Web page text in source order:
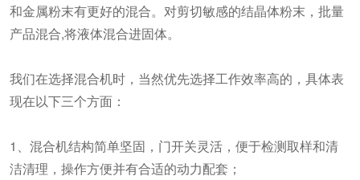
和金属粉末有更好的混合。对剪切敏感的结晶体粉末，批量
产品混合,将液体混合进固体。
我们在选择混合机时，当然优先选择工作效率高的，具体表
现在以下三个方面：
1、混合机结构简单坚固，门开关灵活，便于检测取样和清
洁清理，操作方便并有合适的动力配套；